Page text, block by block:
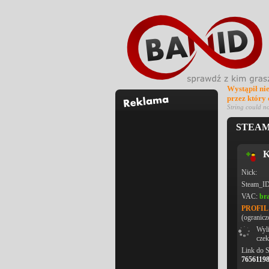
Wystąpił
przez który
String could
Nick:
VAC:
Link do